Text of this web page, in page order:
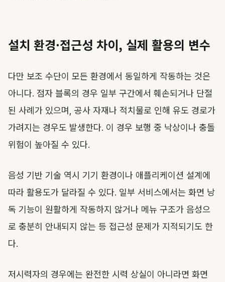
설치 환경·접근성 차이, 실제 활용의 변수
다만 보조 수단이 모든 환경에서 동일하게 작동하는 것은
아니다. 점자 블록의 경우 일부 구간에서 훼손되거나 단절
된 사례가 있으며, 공사 자재나 적치물로 인해 유도 경로가
가려지는 경우도 발생한다. 이 경우 보행 중 낙상이나 충돌
위험이 높아질 수 있다.
음성 기반 기술 역시 기기 환경이나 애플리케이션 설계에
따라 활용도가 달라질 수 있다. 일부 서비스에서는 화면 낭
독 기능이 원활하게 작동하지 않거나 메뉴 구조가 음성으
로 충분히 안내되지 않는 등 접근성 문제가 지적되기도 한
다.
저시력자의 경우에는 완전한 시력 상실이 아니라면 화면